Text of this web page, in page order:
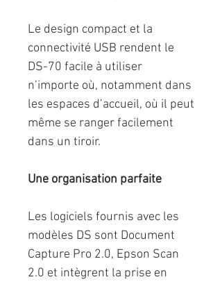
Le design compact et la
connectivité USB rendent le
DS-70 facile à utiliser
n’importe où, notamment dans
les espaces d’accueil, où il peut
même se ranger facilement
dans un tiroir.
Une organisation parfaite
Les logiciels fournis avec les
modèles DS sont Document
Capture Pro 2.0, Epson Scan
2.0 et intègrent la prise en